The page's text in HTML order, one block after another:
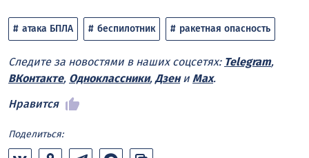
атака БПЛА беспилотник ракетная опасность
Следите за новостями в наших соцсетях: Telegram,
ВКонтакте, Одноклассники, Дзени Max.
Нравится
Поделиться: